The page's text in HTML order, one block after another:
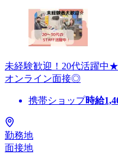
未経験歓迎！20代活躍中
オンライン面接◎
携帯ショップ時給
勤務地
面接地